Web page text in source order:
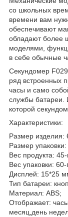
со школьных
времени вам
обеспечивают
обладают более
моделями,
в себе обычные
Секундомер
ряд встроенных
часы и само
службы батареи.
которой
Характеристики:
Размер изделия:
Размер
Вес продукта: 45-
Вес упаковки: 60-
Дисплей: 15*25
Тип батареи:
Материал: ABS;
Отображает:
месяц,день